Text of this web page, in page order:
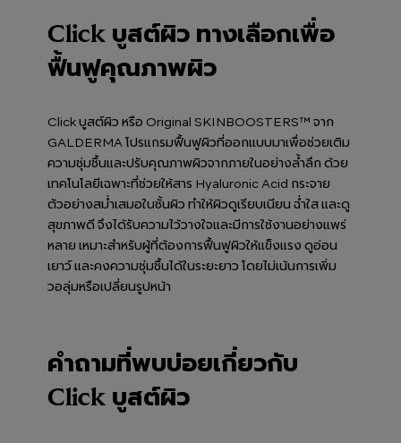
Click บูสต์ผิว ทางเลือกเพื่อ
ฟื้นฟูคุณภาพผิว
Click บูสต์ผิว หรือ Original SKINBOOSTERS™ จาก
GALDERMA โปรแกรมฟื้นฟูผิวที่ออกแบบมาเพื่อช่วยเติม
ความชุ่มชื้นและปรับคุณภาพผิวจากภายในอย่างล้ำลึก ด้วย
เทคโนโลยีเฉพาะที่ช่วยให้สาร Hyaluronic Acid กระจาย
ตัวอย่างสม่ำเสมอในชั้นผิว ทำให้ผิวดูเรียบเนียน ฉ่ำใส และดู
สุขภาพดี จึงได้รับความไว้วางใจและมีการใช้งานอย่างแพร่
หลาย เหมาะสำหรับผู้ที่ต้องการฟื้นฟูผิวให้แข็งแรง ดูอ่อน
เยาว์ และคงความชุ่มชื้นได้ในระยะยาว โดยไม่เน้นการเพิ่ม
วอลุ่มหรือเปลี่ยนรูปหน้า
คำถามที่พบบ่อยเกี่ยวกับ
Click บูสต์ผิว